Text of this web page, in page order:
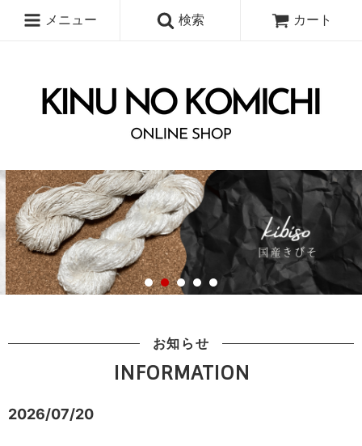
メニュー 検索 カート
お知らせ
INFORMATION
2026/07/20